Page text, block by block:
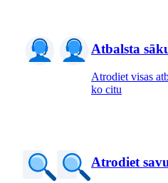
Atbalsta
Atrodiet visas
ko citu
Atrodiet